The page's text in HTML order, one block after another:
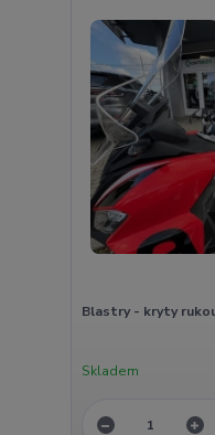
Blastry - kryty
Skladem